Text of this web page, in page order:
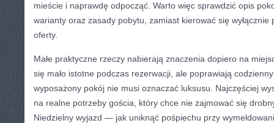
mieście i naprawdę odpocząć. Warto więc sprawdzić opis
warianty oraz zasady pobytu, zamiast kierować się wyłącznie
oferty.
Małe praktyczne rzeczy nabierają znaczenia dopiero na
się mało istotne podczas rezerwacji, ale poprawiają
wyposażony pokój nie musi oznaczać luksusu. Najczęściej
na realne potrzeby gościa, który chce nie zajmować się
Niedzielny wyjazd — jak uniknąć pośpiechu przy